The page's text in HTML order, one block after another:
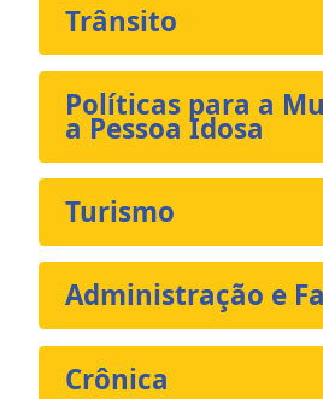
Trânsito
Políticas para a
a Pessoa Idosa
Turismo
Administração e
Crônica